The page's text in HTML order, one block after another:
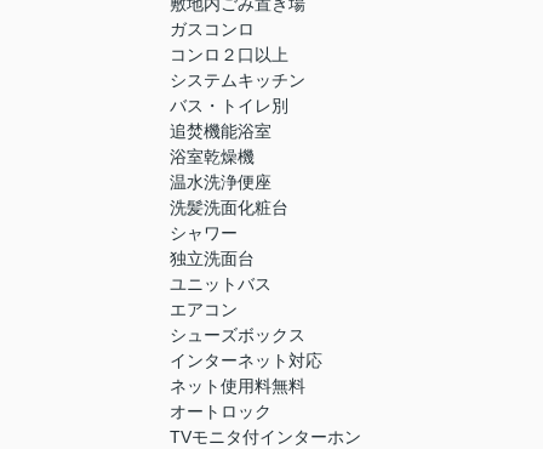
ガスコンロ
コンロ２口以上
システムキッチン
バス・トイレ別
追焚機能浴室
浴室乾燥機
温水洗浄便座
洗髪洗面化粧台
シャワー
独立洗面台
ユニットバス
エアコン
シューズボックス
インターネット対応
ネット使用料無料
オートロック
TVモニタ付インターホン